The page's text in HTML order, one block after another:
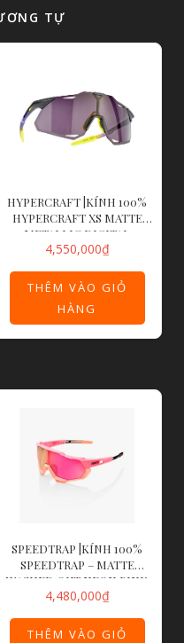
TỰ
HYPERCRAFT |KÍNH 100%
HYPERCRAFT XS MATTE
METALLIC DIGITAL
BRIGHTS DARK PURPLE
4,550,000₫
THÊM VÀO GIỎ
HÀNG
SPEEDTRAP |KÍNH 100%
SPEEDTRAP – MATTE
WASHED OUT NEON PINK
– PURPLE MULTILAYER
4,480,000₫
THÊM VÀO GIỎ